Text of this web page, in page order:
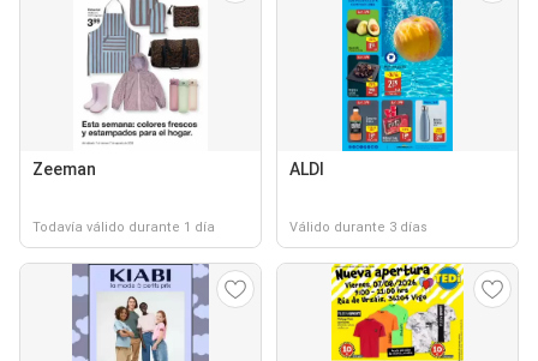
Zeeman
Todavía válido durante 1 día
ALDI
Válido durante 3 días